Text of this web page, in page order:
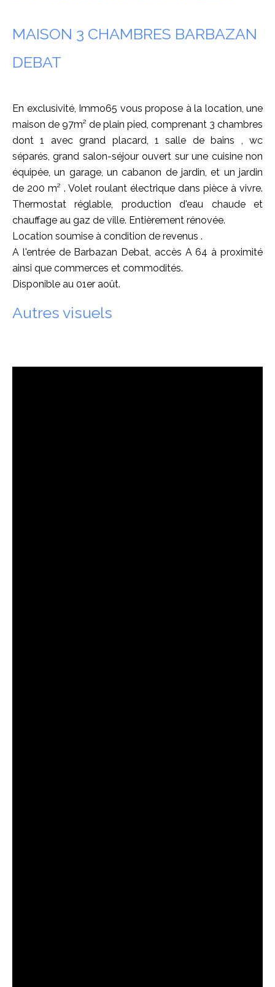
MAISON 3 CHAMBRES BARBAZAN
DEBAT
En exclusivité, Immo65 vous propose à la location, une
maison de 97m² de plain pied, comprenant 3 chambres
dont 1 avec grand placard, 1 salle de bains , wc
séparés, grand salon-séjour ouvert sur une cuisine non
équipée, un garage, un cabanon de jardin, et un jardin
de 200 m² . Volet roulant électrique dans pièce à vivre.
Thermostat réglable, production d'eau chaude et
chauffage au gaz de ville. Entièrement rénovée.
Location soumise à condition de revenus .
A l'entrée de Barbazan Debat, accès A 64 à proximité
ainsi que commerces et commodités.
Disponible au 01er août.
Autres visuels